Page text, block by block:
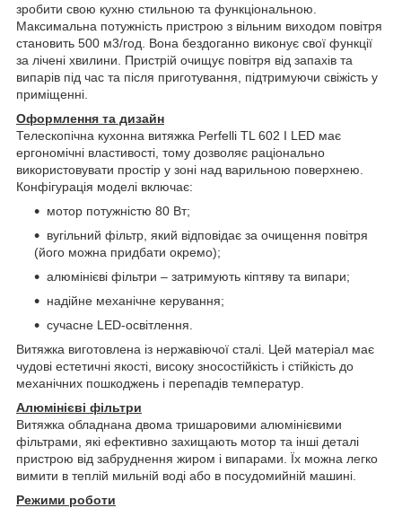
зробити свою кухню стильною та функціональною.
Максимальна потужність пристрою з вільним виходом повітря
становить 500 м3/год. Вона бездоганно виконує свої функції
за лічені хвилини. Пристрій очищує повітря від запахів та
випарів під час та після приготування, підтримуючи свіжість у
приміщенні.
Оформлення та дизайн
Телескопічна кухонна витяжка Perfelli TL 602 I LED має
ергономічні властивості, тому дозволяє раціонально
використовувати простір у зоні над варильною поверхнею.
Конфігурація моделі включає:
мотор потужністю 80 Вт;
вугільний фільтр, який відповідає за очищення повітря
(його можна придбати окремо);
алюмінієві фільтри – затримують кіптяву та випари;
надійне механічне керування;
сучасне LED-освітлення.
Витяжка виготовлена ​​із нержавіючої сталі. Цей матеріал має
чудові естетичні якості, високу зносостійкість і стійкість до
механічних пошкоджень і перепадів температур.
Алюмінієві фільтри
Витяжка обладнана двома тришаровими алюмінієвими
фільтрами, які ефективно захищають мотор та інші деталі
пристрою від забруднення жиром і випарами. Їх можна легко
вимити в теплій мильній воді або в посудомийній машині.
Режими роботи